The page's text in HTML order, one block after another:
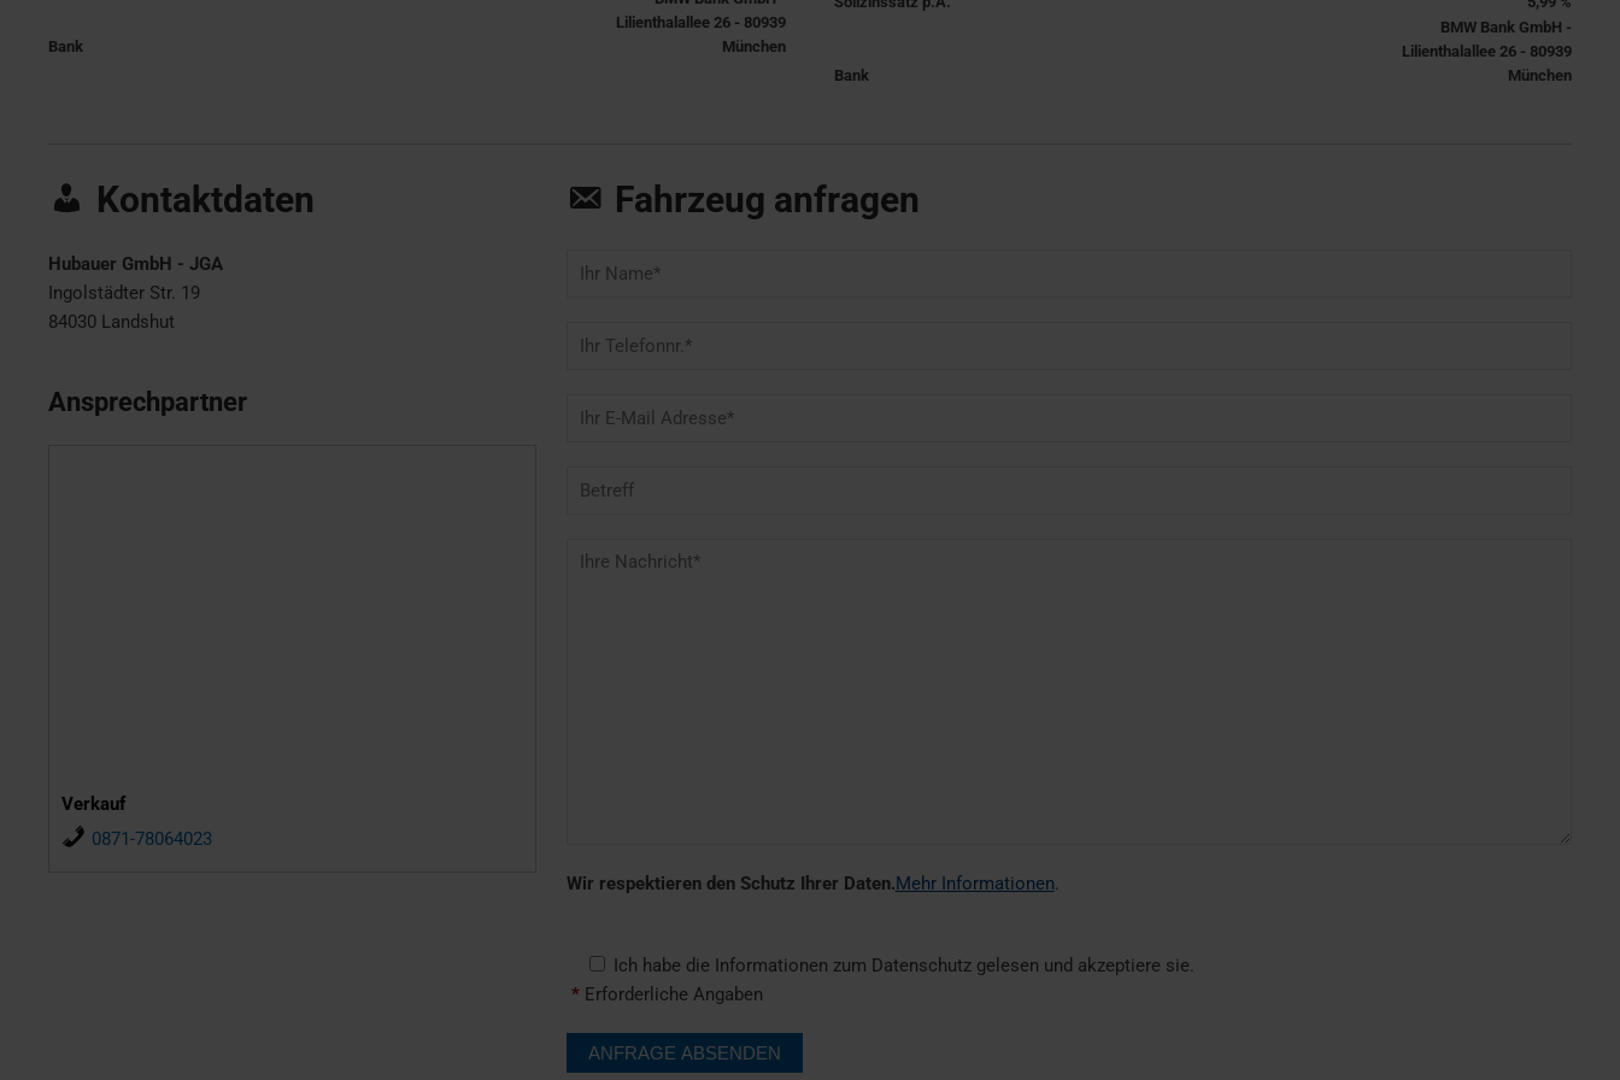
Bank
Lilienthalallee 26 - 80939
München
Bank
BMW Bank GmbH -
Lilienthalallee 26 - 80939
München
Kontaktdaten
Hubauer GmbH - JGA
Ingolstädter Str. 19
84030 Landshut
Ansprechpartner
Verkauf
0871-78064023
Fahrzeug anfragen
Wir respektieren den Schutz Ihrer Daten.Mehr Informationen.
Ich habe die Informationen zum Datenschutz gelesen und akzeptiere sie.
*Erforderliche Angaben